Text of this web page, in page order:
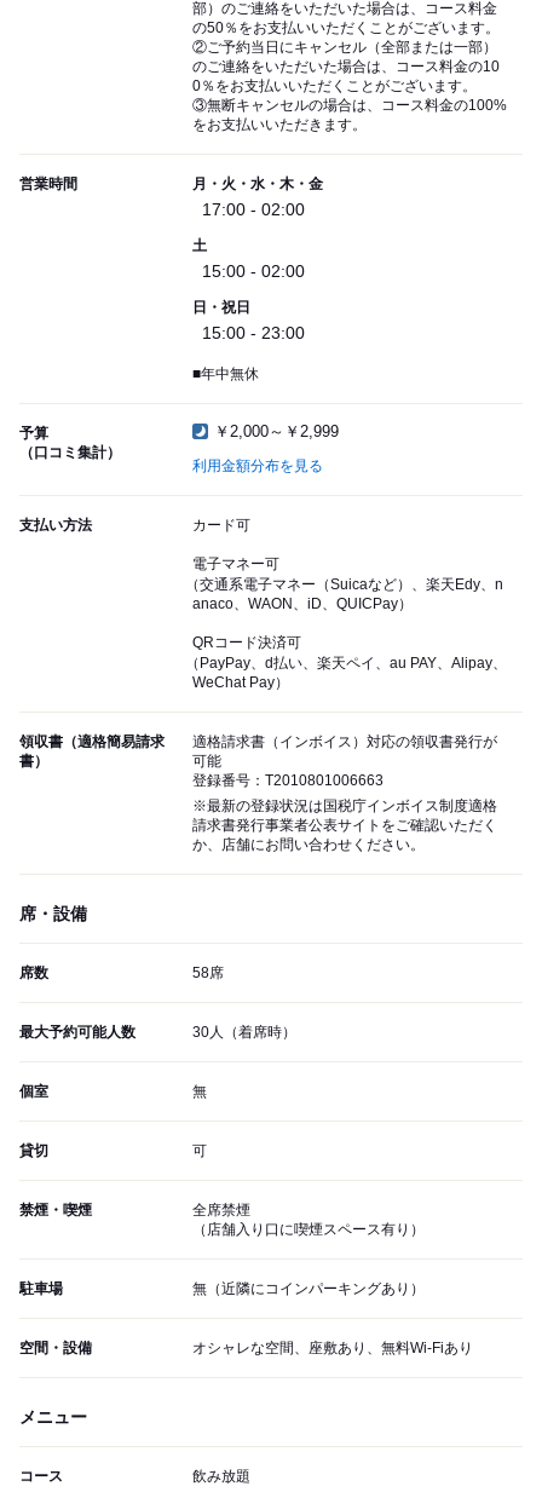
部）のご連絡をいただいた場合は、コース料金
の50％をお支払いいただくことがございます。
②ご予約当日にキャンセル（全部または一部）
のご連絡をいただいた場合は、コース料金の10
0％をお支払いいただくことがございます。
③無断キャンセルの場合は、コース料金の100%
をお支払いいただきます。
営業時間 月・火・水・木・金
17:00 - 02:00
土
15:00 - 02:00
日・祝日
15:00 - 23:00
■年中無休
予算
（口コミ集計）
￥2,000～￥2,999
利用金額分布を見る
支払い方法 カード可
電子マネー可
（交通系電子マネー（Suicaなど）、楽天Edy、n
anaco、WAON、iD、QUICPay）
QRコード決済可
（PayPay、d払い、楽天ペイ、au PAY、Alipay、
WeChat Pay）
領収書（適格簡易請求
書）
適格請求書（インボイス）対応の領収書発行が
可能
登録番号：T2010801006663
※最新の登録状況は国税庁インボイス制度適格
請求書発行事業者公表サイトをご確認いただく
か、店舗にお問い合わせください。
席・設備
席数 58席
最大予約可能人数 30人（着席時）
個室 無
貸切 可
禁煙・喫煙
全席禁煙
（店舗入り口に喫煙スペース有り）
駐車場 無（近隣にコインパーキングあり）
空間・設備 オシャレな空間、座敷あり、無料Wi-Fiあり
メニュー
コース 飲み放題